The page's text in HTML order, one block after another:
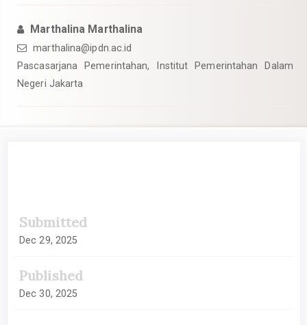
Marthalina Marthalina
marthalina@ipdn.ac.id
Pascasarjana Pemerintahan, Institut Pemerintahan Dalam
Negeri Jakarta
Submitted
Dec 29, 2025
Published
Dec 30, 2025